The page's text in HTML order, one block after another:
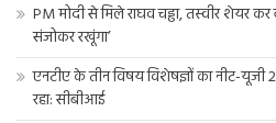
PM मोदी से मिले राघव चड्ढा, तस्वीर शेयर
संजोकर रखूंगा’
एनटीए के तीन विषय विशेषज्ञों का नीट-यूजी
रहा: सीबीआई